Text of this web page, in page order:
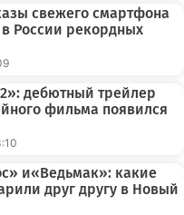
свежего смартфона
в России рекордных
дебютный трейлер
фильма появился
и«Ведьмак»: какие
друг другу в Новый